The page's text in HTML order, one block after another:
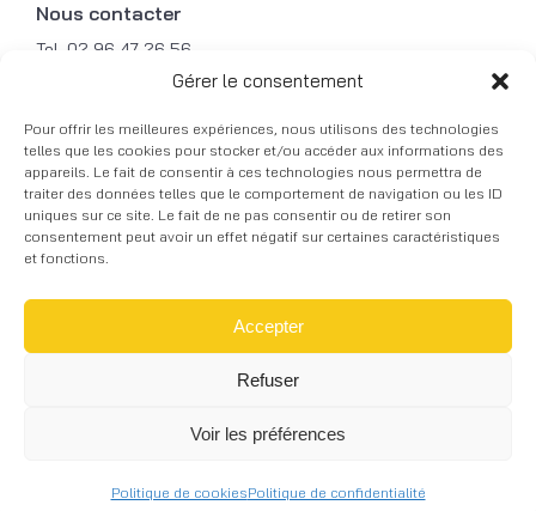
Gérer le consentement
Pour offrir les meilleures expériences, nous utilisons des technologies
telles que les cookies pour stocker et/ou accéder aux informations des
appareils. Le fait de consentir à ces technologies nous permettra de
traiter des données telles que le comportement de navigation ou les ID
uniques sur ce site. Le fait de ne pas consentir ou de retirer son
consentement peut avoir un effet négatif sur certaines caractéristiques
et fonctions.
Accepter
Refuser
Voir les préférences
Politique de cookiesPolitique de confidentialité
Nous contacter
Tel. 02 96 47 26 56
Mob. 06 31 49 87 79
Mail. contact@courbalu.fr
© 2026 COURBALU - Tous droits réservés -
Réalisation graphique -Mentions légales-Skill
Designà Lannion
RECEVOIR NOTRE CATALOGUE